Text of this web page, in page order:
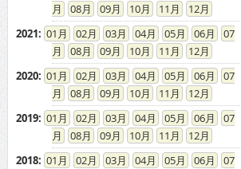
08
09 10 11
12
2021: 01 02 03 04 05 06
07
08
09 10 11
12
2020: 01 02 03 04 05 06
07
08
09 10 11
12
2019: 01 02 03 04 05 06
07
08
09 10 11
12
2018: 01 02 03 04 05 06
07